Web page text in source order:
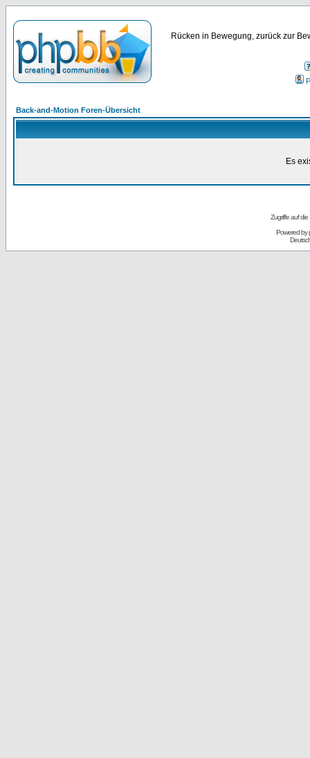
Rücken in Bewegung, zurück zur
Back-and-Motion Foren-Übersicht
Es
Zugriffe auf
Powered by